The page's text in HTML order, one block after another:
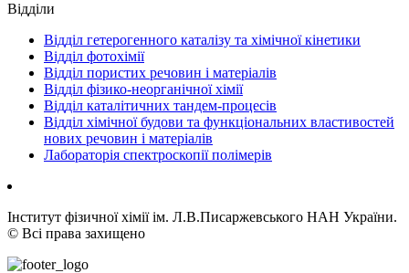
Відділи
Відділ гетерогенного каталізу та хімічної кінетики
Відділ фотохімії
Відділ пористих речовин і матеріалів
Відділ фізико-неорганічної хімії
Відділ каталітичних тандем-процесів
Відділ хімічної будови та функціональних властивостей
нових речовин і матеріалів
Лабораторія спектроскопії полімерів
Інститут фізичної хімії ім. Л.В.Писаржевського НАН України.
© Всі права захищено